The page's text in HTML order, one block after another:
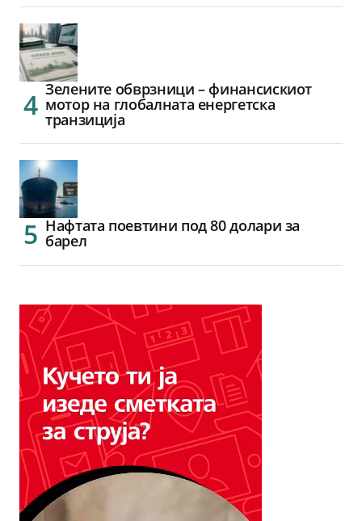
Зелените обврзници – финансискиот
мотор на глобалната енергетска
транзиција
Нафтата поевтини под 80 долари за
барел